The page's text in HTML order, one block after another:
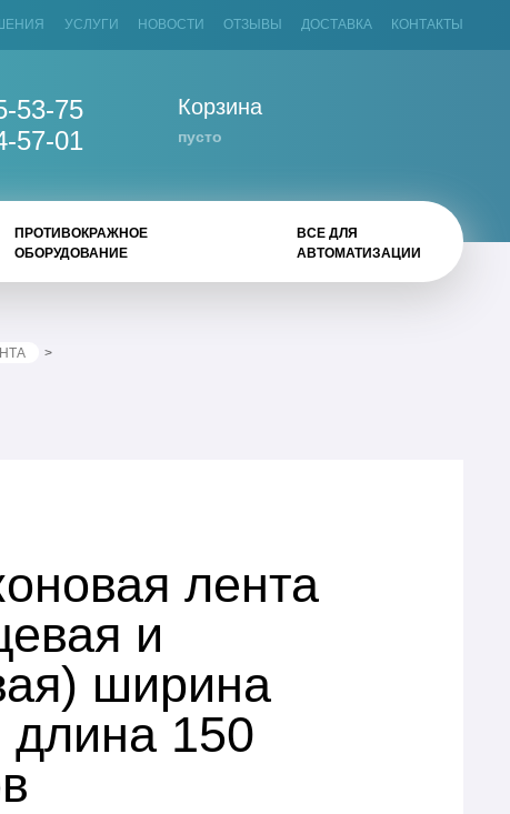
УСЛУГИ НОВОСТИ ОТЗЫВЫ ДОСТАВКА КОНТАКТЫ
53-75
57-01
Корзина
пусто
ПРОТИВОКРАЖНОЕ
ОБОРУДОВАНИЕ
ВСЕ ДЛЯ
АВТОМАТИЗАЦИИ
лента
и
ширина
150